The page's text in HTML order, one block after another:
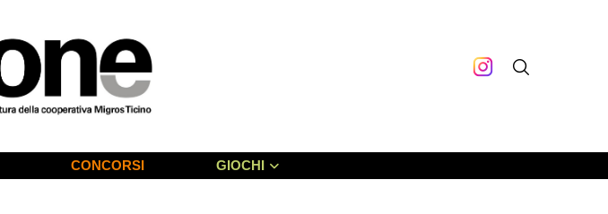
CONCORSI GIOCHI